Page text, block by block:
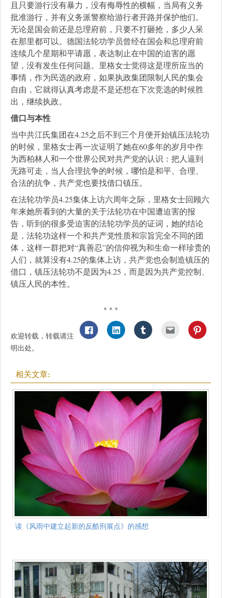
且只要游行没有暴力，没有侮辱性的横幅，当局有义务
批准游行，并有义务派警察给游行者开路并保护他们。
无论是国会前还是总理府前，只要不打砸抢，多少人呆
在那里都可以。德国法轮功学员曾经在国会和总理府前
连续几个星期和平请愿，表达制止在中国的迫害的愿
望，没有发生任何问题。里格女士觉得这是理所应当的
事情，作为民选的政府，如果执政集团限制人民的集会
自由，它就得认真考虑是不是还想在下次竞选的时候胜
出，继续执政。
借口与本性
当中共江氏集团在4.25之后不到三个月便开始镇压法轮功
的时候，里格女士再一次证明了她在60多年的岁月中作
为西柏林人和一个世界公民对共产党的认识：把人逼到
无路可走，当人合理抗争的时候，哪怕是和平、合理、
合法的抗争，共产党也要找借口镇压。
在法轮功学员4.25集体上访六周年之际，里格女士回顾六
年来她所看到的大量的关于法轮功在中国遭迫害的报
告，听到的很多受迫害的法轮功学员的证词，她的结论
是，法轮功这样一个和共产党性质和宗旨完全不同的团
体，这样一群把对“真善忍”的信仰视为和生命一样珍贵的
人们，就算没有4.25的集体上访，共产党也会制造镇压的
借口，镇压法轮功不是因为4.25，而是因为共产党控制、
镇压人民的本性。
* * *
欢迎转载，转载请注
明出处。
相关文章:
读《风雨中建立起新的反酷刑展点》的感想